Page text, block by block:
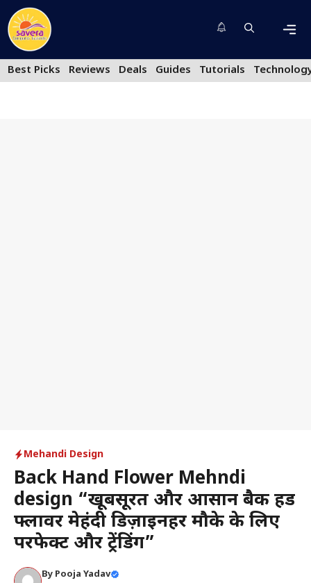
Skip
to
content
Best Picks
Reviews Deals Guides Tutorials
Mehandi Design
Back Hand Flower Mehndi
design “खूबसूरत और आसान बैक हैंड
फ्लावर मेहंदी डिज़ाइनहर मौके के लिए
परफेक्ट और ट्रेंडिंग”
By Pooja Yadav